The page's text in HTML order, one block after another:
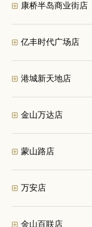
康桥半岛商业街店
亿丰时代广场店
港城新天地店
金山万达店
蒙山路店
万安店
金山百联店